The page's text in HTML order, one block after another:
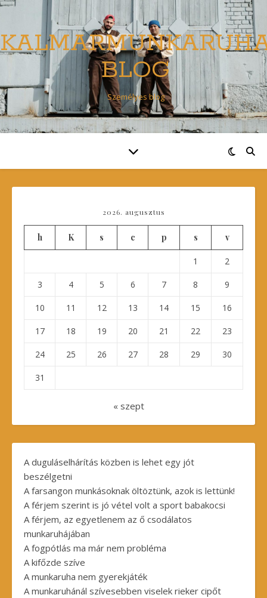
BLOG
Személyes blog
2026. augusztus
h K s c p s v
1 2
3 4 5 6 7 8 9
10 11 12 13 14 15 16
17 18 19 20 21 22 23
24 25 26 27 28 29 30
31
« szept
A duguláselhárítás közben is lehet egy jót
beszélgetni
A farsangon munkásoknak öltöztünk, azok is lettünk!
A férjem szerint is jó vétel volt a sport babakocsi
A férjem, az egyetlenem az ő csodálatos
munkaruhájában
A fogpótlás ma már nem probléma
A kifőzde szíve
A munkaruha nem gyerekjáték
A munkaruhánál szívesebben viselek rieker cipőt